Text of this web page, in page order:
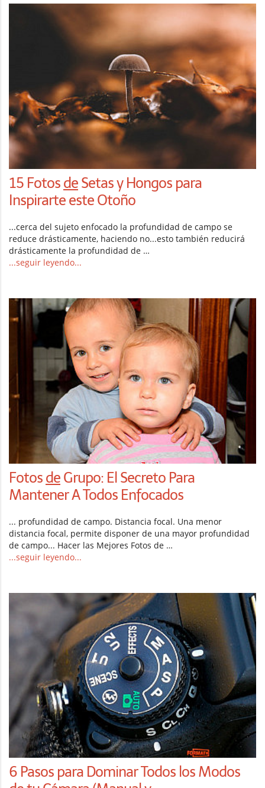
15 Fotos de Setas y Hongos para
Inspirarte este Otoño
...cerca del sujeto enfocado la profundidad de campo se
reduce drásticamente, haciendo no...esto también reducirá
drásticamente la profundidad de …
...seguir leyendo...
Fotos de Grupo: El Secreto Para
Mantener A Todos Enfocados
... profundidad de campo. Distancia focal. Una menor
distancia focal, permite disponer de una mayor profundidad
de campo... Hacer las Mejores Fotos de …
...seguir leyendo...
6 Pasos para Dominar Todos los Modos